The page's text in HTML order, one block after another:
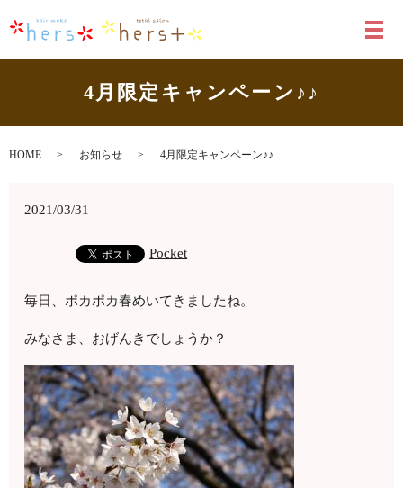
メ
4月限定キャンペーン♪♪
HOME お知らせ 4月限定キャンペーン♪♪
2021/03/31
Pocket
毎日、ポカポカ春めいてきましたね。
みなさま、おげんきでしょうか？